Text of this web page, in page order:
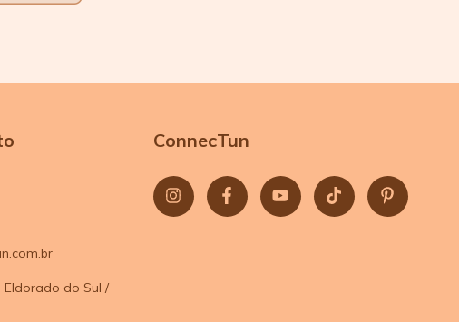
Eldorado do Sul /
ConnecTun